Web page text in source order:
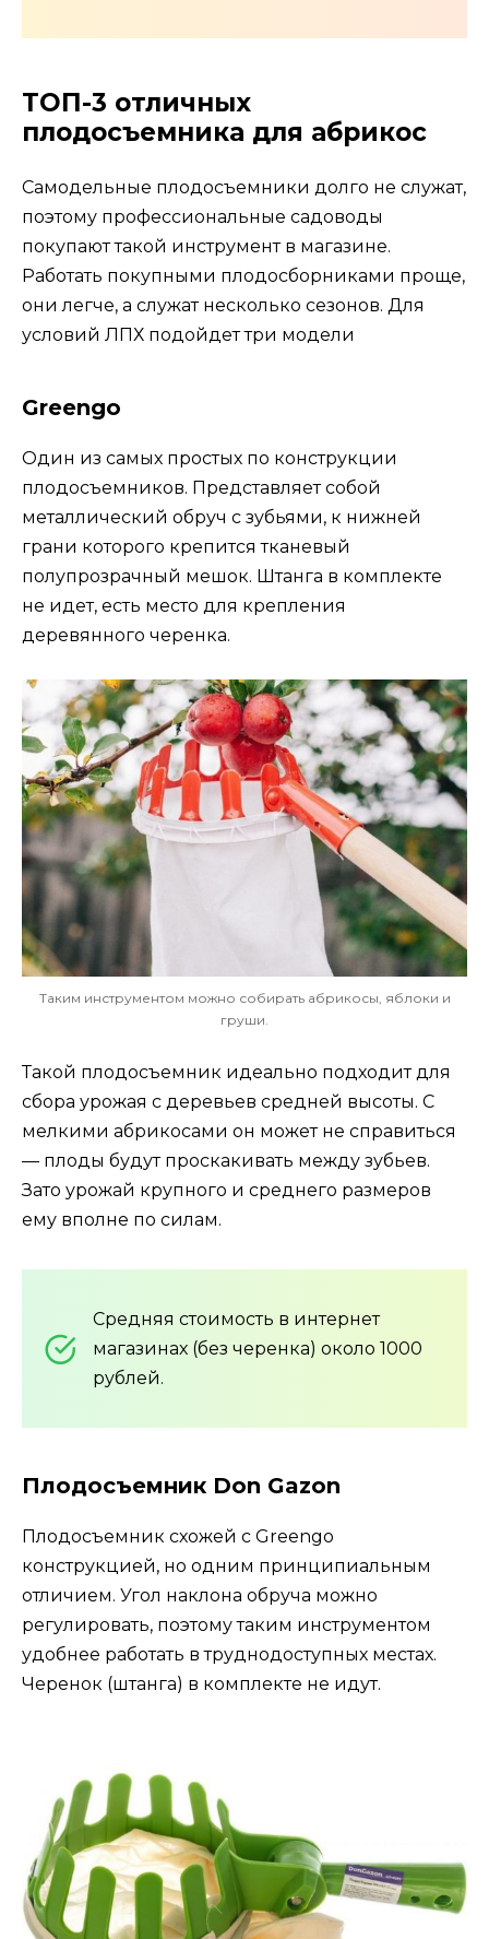
ТОП-3 отличных
плодосъемника для абрикос
Самодельные плодосъемники долго не служат,
поэтому профессиональные садоводы
покупают такой инструмент в магазине.
Работать покупными плодосборниками проще,
они легче, а служат несколько сезонов. Для
условий ЛПХ подойдет три модели
Greengo
Один из самых простых по конструкции
плодосъемников. Представляет собой
металлический обруч с зубьями, к нижней
грани которого крепится тканевый
полупрозрачный мешок. Штанга в комплекте
не идет, есть место для крепления
деревянного черенка.
Таким инструментом можно собирать абрикосы, яблоки и
груши.
Такой плодосъемник идеально подходит для
сбора урожая с деревьев средней высоты. С
мелкими абрикосами он может не справиться
— плоды будут проскакивать между зубьев.
Зато урожай крупного и среднего размеров
ему вполне по силам.
Средняя стоимость в интернет
магазинах (без черенка) около 1000
рублей.
Плодосъемник Don Gazon
Плодосъемник схожей с Greengo
конструкцией, но одним принципиальным
отличием. Угол наклона обруча можно
регулировать, поэтому таким инструментом
удобнее работать в труднодоступных местах.
Черенок (штанга) в комплекте не идут.